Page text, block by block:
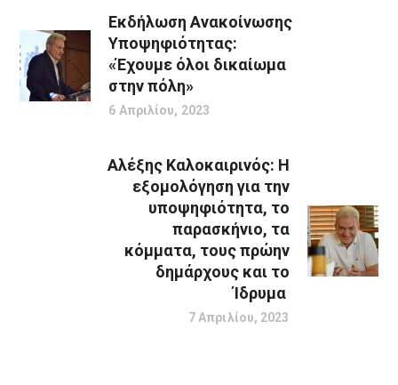
Εκδήλωση Ανακοίνωσης
Υποψηφιότητας:
«Έχουμε όλοι δικαίωμα
στην πόλη»
6 Απριλίου, 2023
Αλέξης Καλοκαιρινός: Η
εξομολόγηση για την
υποψηφιότητα, το
παρασκήνιο, τα
κόμματα, τους πρώην
δημάρχους και το
Ίδρυμα
7 Απριλίου, 2023